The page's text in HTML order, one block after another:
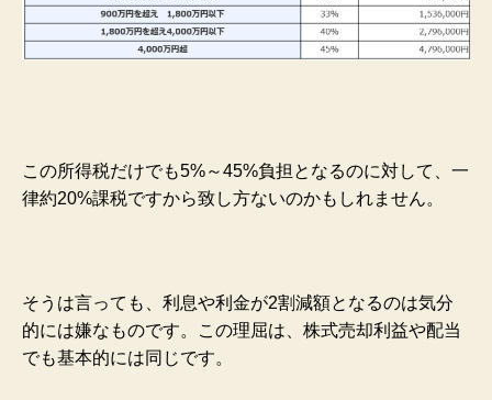
この所得税だけでも5%～45%負担となるのに対して、一
律約20%課税ですから致し方ないのかもしれません。
そうは言っても、利息や利金が2割減額となるのは気分
的には嫌なものです。この理屈は、株式売却利益や配当
でも基本的には同じです。